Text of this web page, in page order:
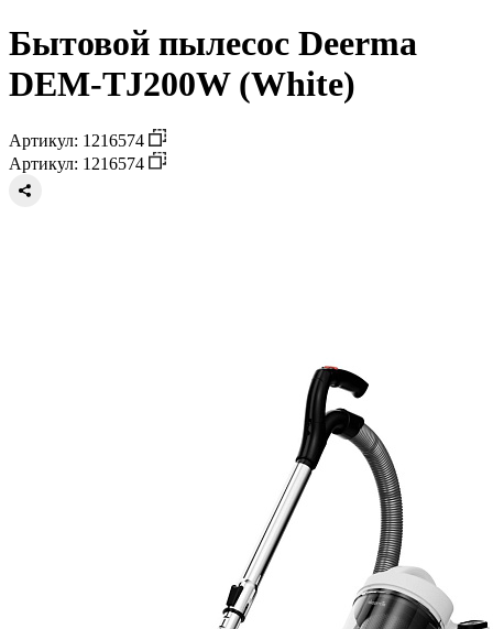
Бытовой пылесос Deerma
DEM-TJ200W (White)
Артикул: 1216574
Артикул: 1216574